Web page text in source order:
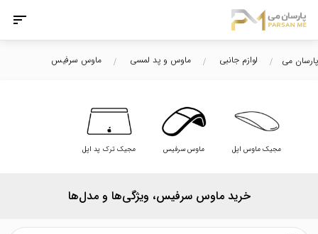
پارسان می لوازم جانبی ماوس و پد لمسی ماوس سرفیس
مجیک ماوس اپل ماوس سرفیس مجیک ترک پد اپل
خرید ماوس سرفیس، ویژگی‌ها و مدل‌ها